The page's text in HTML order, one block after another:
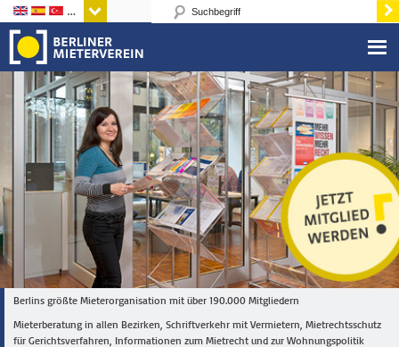
Sprachen
Berlins größte Mieterorganisation mit über 190.000 Mitgliedern
Mieterberatung in allen Bezirken, Schriftverkehr mit Vermietern, Mietrechtsschutz
für Gerichtsverfahren, Informationen zum Mietrecht und zur Wohnungspolitik